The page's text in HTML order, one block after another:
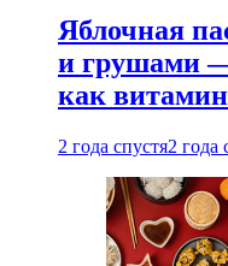
Яблочная
и грушами —
как
2 года спустя2 года